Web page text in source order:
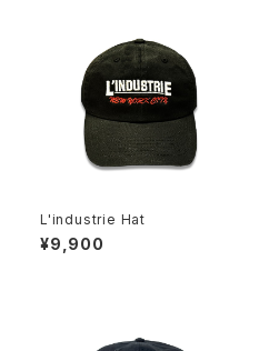
L'industrie Hat
¥9,900